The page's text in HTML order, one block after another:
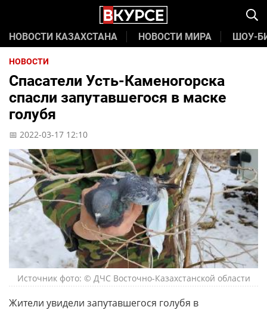
НОВОСТИ КАЗАХСТАНА НОВОСТИ МИРА ШОУ-
НОВОСТИ
Спасатели Усть-Каменогорска
спасли запутавшегося в маске
голубя
📅 2022-03-17 12:10
Источник фото: © ДЧС Восточно-Казахстанской области
Жители увидели запутавшегося голубя в